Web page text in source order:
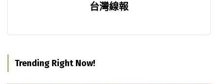
台灣線報
Trending Right Now!